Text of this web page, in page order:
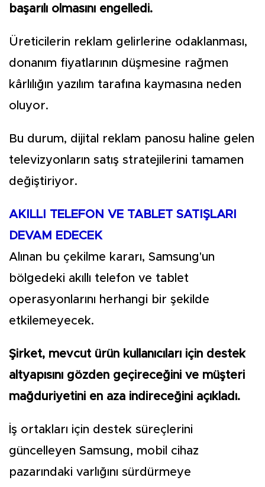
başarılı olmasını engelledi.
Üreticilerin reklam gelirlerine odaklanması,
donanım fiyatlarının düşmesine rağmen
kârlılığın yazılım tarafına kaymasına neden
oluyor.
Bu durum, dijital reklam panosu haline gelen
televizyonların satış stratejilerini tamamen
değiştiriyor.
AKILLI TELEFON VE TABLET SATIŞLARI
DEVAM EDECEK
Alınan bu çekilme kararı, Samsung'un
bölgedeki akıllı telefon ve tablet
operasyonlarını herhangi bir şekilde
etkilemeyecek.
Şirket, mevcut ürün kullanıcıları için destek
altyapısını gözden geçireceğini ve müşteri
mağduriyetini en aza indireceğini açıkladı.
İş ortakları için destek süreçlerini
güncelleyen Samsung, mobil cihaz
pazarındaki varlığını sürdürmeye